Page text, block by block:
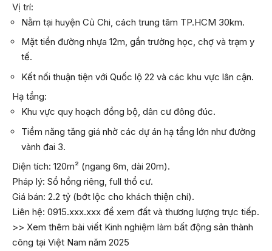
Vị trí:
Nằm tại huyện Củ Chi, cách trung tâm TP.HCM 30km.
Mặt tiền đường nhựa 12m, gần trường học, chợ và trạm y
tế.
Kết nối thuận tiện với Quốc lộ 22 và các khu vực lân cận.
Hạ tầng:
Khu vực quy hoạch đồng bộ, dân cư đông đúc.
Tiềm năng tăng giá nhờ các dự án hạ tầng lớn như đường
vành đai 3.
Diện tích: 120m² (ngang 6m, dài 20m).
Pháp lý: Sổ hồng riêng, full thổ cư.
Giá bán: 2.2 tỷ (bớt lộc cho khách thiện chí).
Liên hệ: 0915.xxx.xxx để xem đất và thương lượng trực tiếp.
>> Xem thêm bài viết Kinh nghiệm làm bất động sản thành
công tại Việt Nam năm 2025